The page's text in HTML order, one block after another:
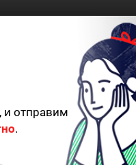
и отправим
.